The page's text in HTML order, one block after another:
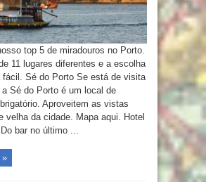
top 5 de miradouros no Porto.
11 lugares diferentes e a escolha
fácil. Sé do Porto Se está de visita
Sé do Porto é um local de
Aproveitem as vistas
velha da cidade. Mapa aqui. Hotel
bar no último ...
»